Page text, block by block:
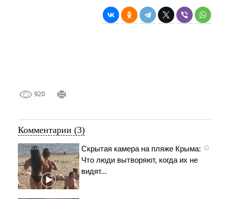
920
Комментарии (3)
i
Скрытая камера на пляже Крыма:
Что люди вытворяют, когда их не
видят...